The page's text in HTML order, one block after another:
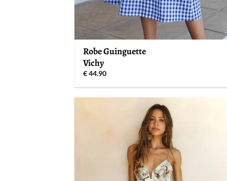
Robe Guinguette
Vichy
€44.90